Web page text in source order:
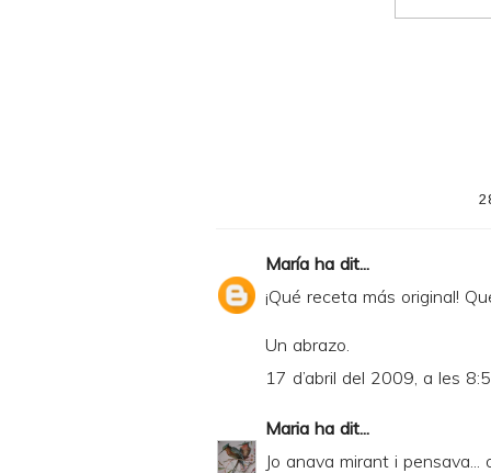
María ha dit...
¡Qué receta más original!
Un abrazo.
17 d’abril del 2009, a les
Maria ha dit...
Jo anava mirant i